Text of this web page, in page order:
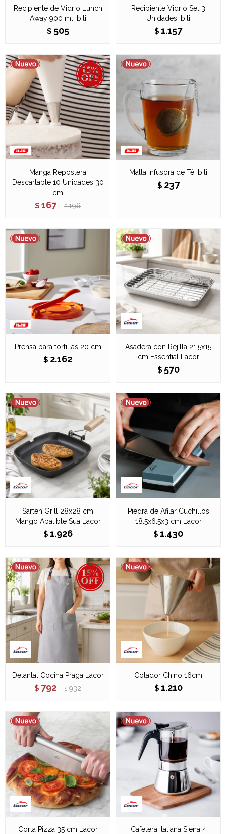
Recipiente de Vidrio Lunch
Away 900 ml Ibili
$ 505
Recipiente Vidrio Set 3
Unidades Ibili
$ 1.157
Manga Repostera
Descartable 10 Unidades 30
cm
$ 167 $ 196
Malla Infusora de Té Ibili
$ 237
Prensa para tortillas 20 cm
$ 2.162
Asadera con Rejilla 21.5x15
cm Essential Lacor
$ 570
Sarten Grill 28x28 cm
Mango Abatible Sua Lacor
$ 1.926
Piedra de Afilar Cuchillos
18.5x6.5x3 cm Lacor
$ 1.430
Delantal Cocina Praga Lacor
$ 792 $ 932
Colador Chino 16cm
$ 1.210
Corta Pizza 35 cm Lacor
Cafetera Italiana Siena 4